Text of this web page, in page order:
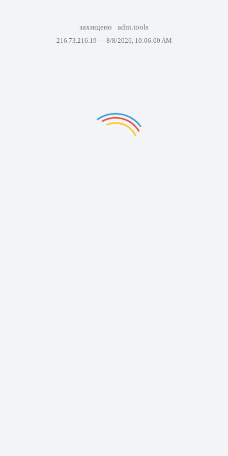
захищено adm.tools
216.73.216.19 — 8/8/2026, 10:06:00 AM